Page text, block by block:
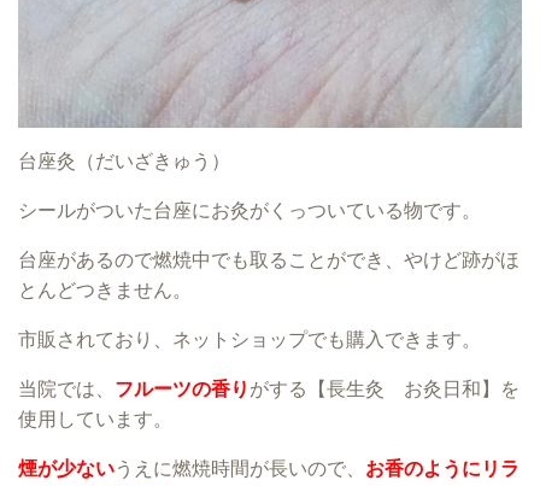
台座灸（だいざきゅう）
シールがついた台座にお灸がくっついている物です。
台座があるので燃焼中でも取ることができ、やけど跡がほ
とんどつきません。
市販されており、ネットショップでも購入できます。
当院では、 フルーツの香り がする【長生灸 お灸日和】を
使用しています。
煙が少ないうえに燃焼時間が長いので、 お香のようにリラ